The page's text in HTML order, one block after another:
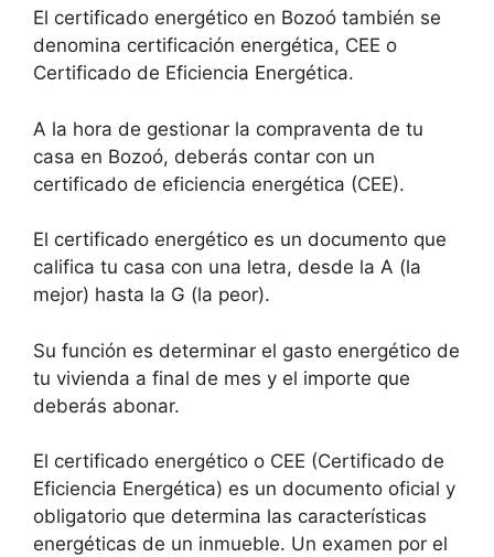
El certificado energético en Bozoó también se
denomina certificación energética, CEE o
Certificado de Eficiencia Energética.
A la hora de gestionar la compraventa de tu
casa en Bozoó, deberás contar con un
certificado de eficiencia energética (CEE).
El certificado energético es un documento que
califica tu casa con una letra, desde la A (la
mejor) hasta la G (la peor).
Su función es determinar el gasto energético de
tu vivienda a final de mes y el importe que
deberás abonar.
El certificado energético o CEE (Certificado de
Eficiencia Energética) es un documento oficial y
obligatorio que determina las características
energéticas de un inmueble. Un examen por el